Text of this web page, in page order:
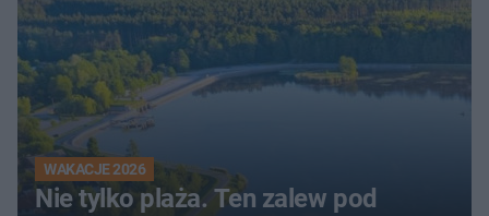
WAKACJE 2026
Nie tylko plaża. Ten zalew pod